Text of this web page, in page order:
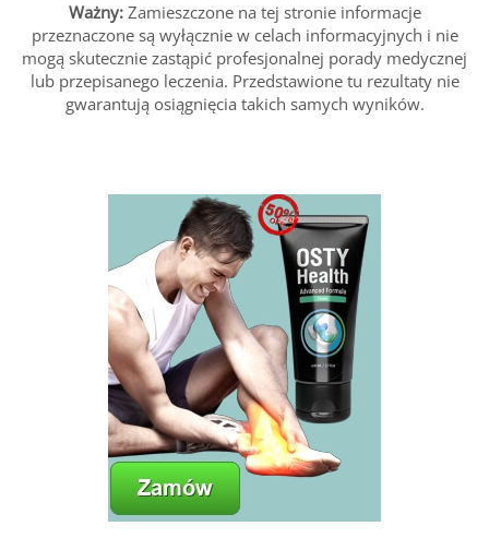
Ważny:Zamieszczone na tej stronie informacje
przeznaczone są wyłącznie w celach informacyjnych i nie
mogą skutecznie zastąpić profesjonalnej porady medycznej
lub przepisanego leczenia. Przedstawione tu rezultaty nie
gwarantują osiągnięcia takich samych wyników.